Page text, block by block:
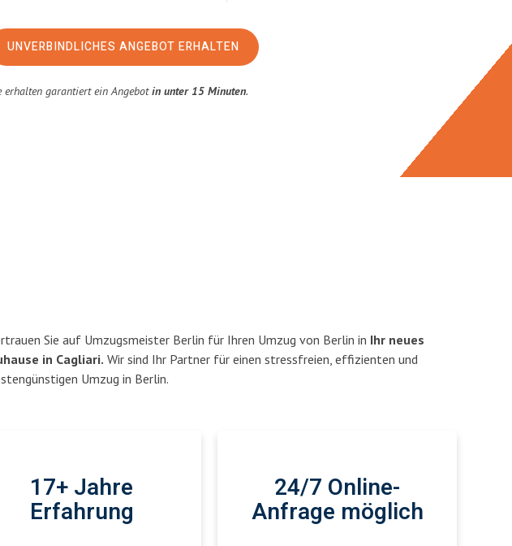
UNVERBINDLICHES ANGEBOT ERHALTEN
erhalten garantiert ein Angebotin unter 15 Minuten.
Sie auf Umzugsmeister Berlin für Ihren Umzug von Berlin in Ihr neues
in Cagliari. Wir sind Ihr Partner für einen stressfreien, effizienten und
Umzug in Berlin.
17+ Jahre
Erfahrung
24/7 Online-
Anfrage möglich